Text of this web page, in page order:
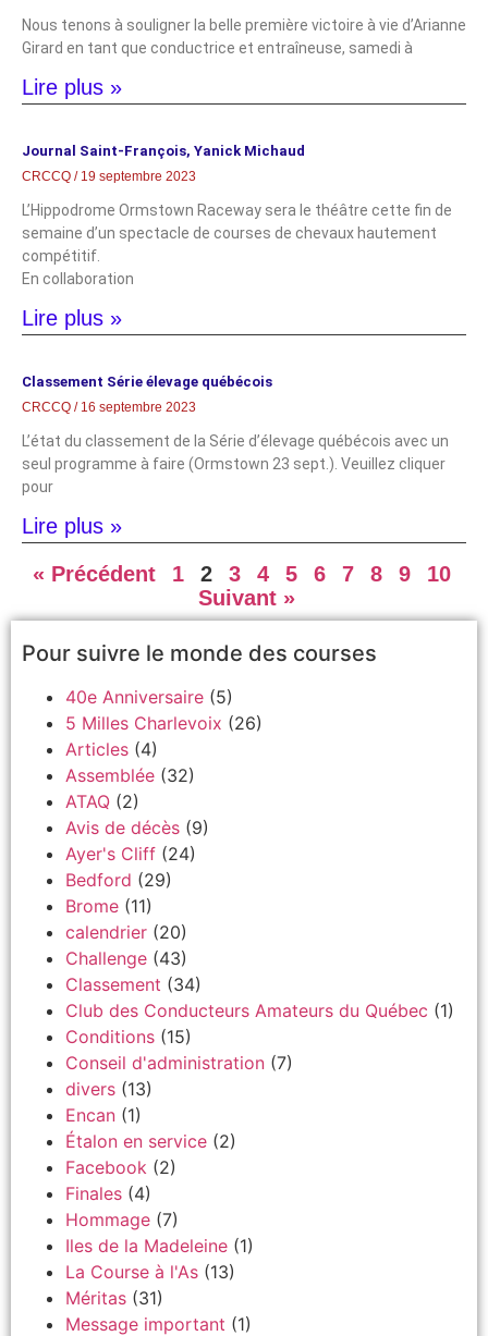
Nous tenons à souligner la belle première victoire à vie d’Arianne
Girard en tant que conductrice et entraîneuse, samedi à
Lire plus »
Journal Saint-François, Yanick Michaud
CRCCQ 19 septembre 2023
L’Hippodrome Ormstown Raceway sera le théâtre cette fin de
semaine d’un spectacle de courses de chevaux hautement
compétitif.
En collaboration
Lire plus »
Classement Série élevage québécois
CRCCQ 16 septembre 2023
L’état du classement de la Série d’élevage québécois avec un
seul programme à faire (Ormstown 23 sept.). Veuillez cliquer
pour
Lire plus »
« Précédent
1 2 3 4 5 6 7 8 9
10
Suivant »
Pour suivre le monde des courses
40e Anniversaire (5)
5 Milles Charlevoix (26)
Articles (4)
Assemblée (32)
ATAQ (2)
Avis de décès (9)
Ayer's Cliff (24)
Bedford (29)
Brome (11)
calendrier (20)
Challenge (43)
Classement (34)
Club des Conducteurs Amateurs du Québec (1)
Conditions (15)
Conseil d'administration (7)
divers (13)
Encan (1)
Étalon en service (2)
Facebook (2)
Finales (4)
Hommage (7)
Iles de la Madeleine (1)
La Course à l'As (13)
Méritas (31)
Message important (1)